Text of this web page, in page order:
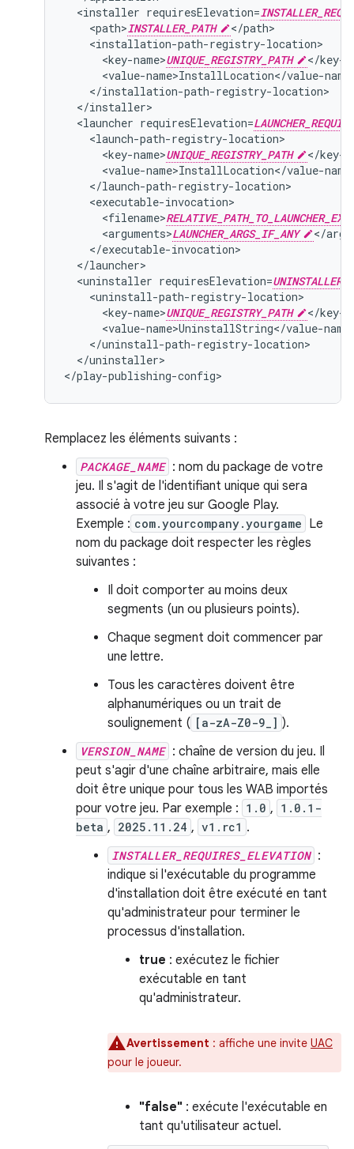
<installer requiresElevation=
<path>INSTALLER_PATH
<key-name>UNIQUE_REGISTRY_PATH
<launcher requiresElevation=
<key-name>UNIQUE_REGISTRY_PATH
<filename>RELATIVE_PATH_TO_LAUNCHER_EXE
<arguments>LAUNCHER_ARGS_IF_ANY
<uninstaller requiresElevation=
<key-name>UNIQUE_REGISTRY_PATH
</uninstaller>
</play-publishing-config>
Remplacez les éléments suivants :
PACKAGE_NAME : nom du package de votre
jeu. Il s'agit de l'identifiant unique qui sera
associé à votre jeu sur Google Play.
Exemple : com.yourcompany.yourgame Le
nom du package doit respecter les règles
suivantes :
Il doit comporter au moins deux
segments (un ou plusieurs points).
Chaque segment doit commencer par
une lettre.
Tous les caractères doivent être
alphanumériques ou un trait de
soulignement ( [a-zA-Z0-9_] ).
VERSION_NAME : chaîne de version du jeu. Il
peut s'agir d'une chaîne arbitraire, mais elle
doit être unique pour tous les WAB importés
pour votre jeu. Par exemple : 1.0 , 1.0.1-
beta , 2025.11.24 , v1.rc1 .
INSTALLER_REQUIRES_ELEVATION :
indique si l'exécutable du programme
d'installation doit être exécuté en tant
qu'administrateur pour terminer le
processus d'installation.
true : exécutez le fichier
exécutable en tant
qu'administrateur.
Avertissement : affiche une invite UAC
pour le joueur.
"false" : exécute l'exécutable en
tant qu'utilisateur actuel.